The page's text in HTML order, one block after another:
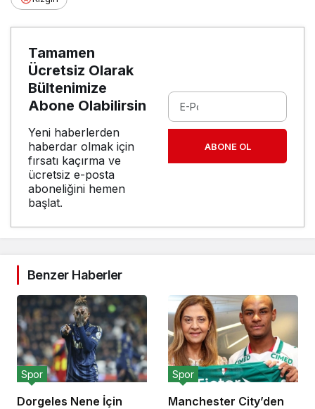
Tamamen
Ücretsiz Olarak
Bültenimize
Abone Olabilirsin
Yeni haberlerden
haberdar olmak için
fırsatı kaçırma ve
ücretsiz e-posta
aboneliğini hemen
başlat.
ABONE OL
Benzer Haberler
Dorgeles Nene İçin
Spor
Manchester City’den
Spor